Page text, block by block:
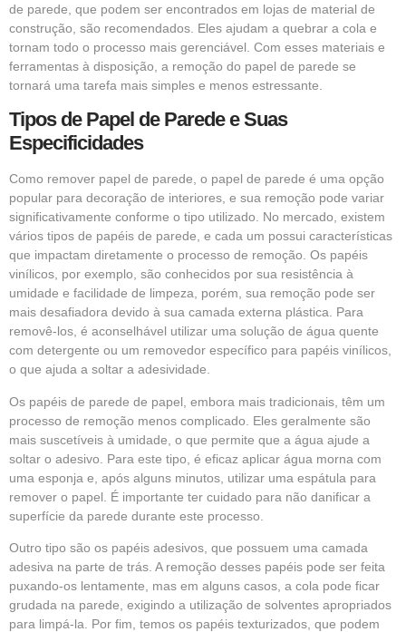
de parede, que podem ser encontrados em lojas de material de
construção, são recomendados. Eles ajudam a quebrar a cola e
tornam todo o processo mais gerenciável. Com esses materiais e
ferramentas à disposição, a remoção do papel de parede se
tornará uma tarefa mais simples e menos estressante.
Tipos de Papel de Parede e Suas
Especificidades
Como remover papel de parede, o papel de parede é uma opção
popular para decoração de interiores, e sua remoção pode variar
significativamente conforme o tipo utilizado. No mercado, existem
vários tipos de papéis de parede, e cada um possui características
que impactam diretamente o processo de remoção. Os papéis
vinílicos, por exemplo, são conhecidos por sua resistência à
umidade e facilidade de limpeza, porém, sua remoção pode ser
mais desafiadora devido à sua camada externa plástica. Para
removê-los, é aconselhável utilizar uma solução de água quente
com detergente ou um removedor específico para papéis vinílicos,
o que ajuda a soltar a adesividade.
Os papéis de parede de papel, embora mais tradicionais, têm um
processo de remoção menos complicado. Eles geralmente são
mais suscetíveis à umidade, o que permite que a água ajude a
soltar o adesivo. Para este tipo, é eficaz aplicar água morna com
uma esponja e, após alguns minutos, utilizar uma espátula para
remover o papel. É importante ter cuidado para não danificar a
superfície da parede durante este processo.
Outro tipo são os papéis adesivos, que possuem uma camada
adesiva na parte de trás. A remoção desses papéis pode ser feita
puxando-os lentamente, mas em alguns casos, a cola pode ficar
grudada na parede, exigindo a utilização de solventes apropriados
para limpá-la. Por fim, temos os papéis texturizados, que podem